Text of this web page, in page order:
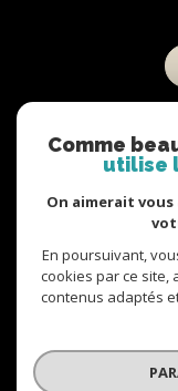
© 2026 | Tous
Comme
utilise
On aimerait
En poursuivant,
cookies par ce site,
contenus adaptés